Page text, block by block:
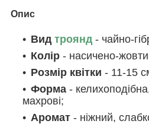
Опис
Вид троянд - чайно-
Колір - насичено-
Розмір квітки - 11-15
Форма -
махрові;
Аромат - ніжний,